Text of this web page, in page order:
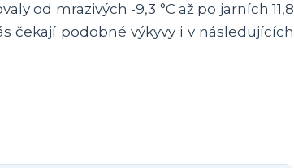
od mrazivých -9,3 °C až po jarních 11,8
čekají podobné výkyvy i v následujících